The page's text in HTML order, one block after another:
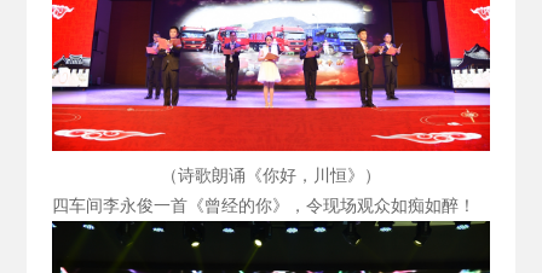
（诗歌朗诵《你好，川恒》）
四车间李永俊一首《曾经的你》，令现场观众如痴如醉！